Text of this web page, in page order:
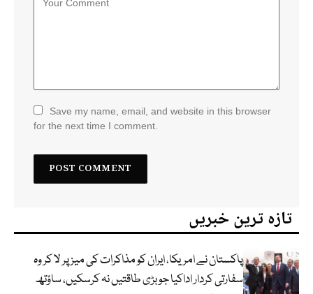
Save my name, email, and website in this browser
for the next time I comment.
تازہ ترین خبریں
پاکستان نے امریکا، ایران کو مذاکرات کی میز پر لا کر وہ
سفارتی کردار اداکیا جو بڑی طاقتیں نہ کرسکیں، ساؤتھ